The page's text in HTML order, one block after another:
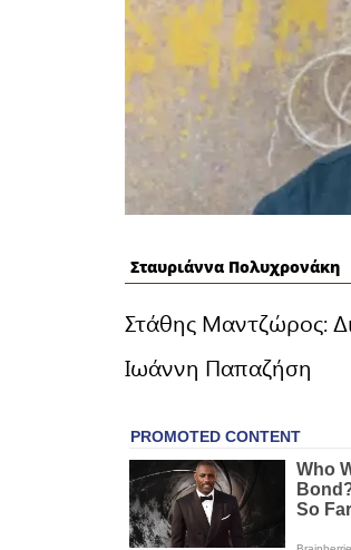
Σταυριάννα Πολυχρονάκη
Στάθης Μαντζώρος:
Ιωάννη Παπαζήση